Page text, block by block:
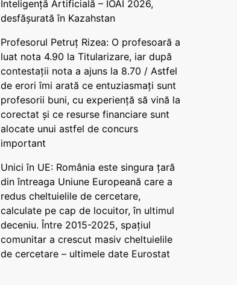
Inteligență Artificială – IOAI 2026,
desfășurată în Kazahstan
Profesorul Petruț Rizea: O profesoară a
luat nota 4.90 la Titularizare, iar după
contestații nota a ajuns la 8.70 / Astfel
de erori îmi arată ce entuziasmați sunt
profesorii buni, cu experiență să vină la
corectat și ce resurse financiare sunt
alocate unui astfel de concurs
important
Unici în UE: România este singura țară
din întreaga Uniune Europeană care a
redus cheltuielile de cercetare,
calculate pe cap de locuitor, în ultimul
deceniu. Între 2015-2025, spațiul
comunitar a crescut masiv cheltuielile
de cercetare – ultimele date Eurostat